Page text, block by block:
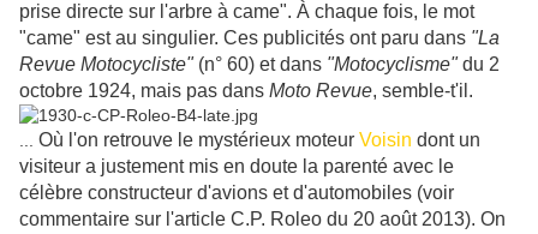
prise directe sur l'arbre à came". À chaque fois, le mot
"came" est au singulier. Ces publicités ont paru dans "La
Revue Motocycliste"(n° 60) et dans "Motocyclisme"du 2
octobre 1924, mais pas dans Moto Revue, semble-t'il.
Où l'on retrouve le mystérieux moteur Voisin dont un
visiteur a justement mis en doute la parenté avec le
célèbre constructeur d'avions et d'automobiles (voir
commentaire sur l'article C.P. Roleo du 20 août 2013). On